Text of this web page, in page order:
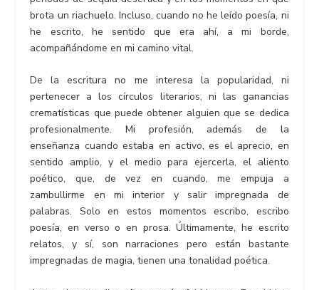
brota un riachuelo. Incluso, cuando no he leído poesía, ni
he escrito, he sentido que era ahí, a mi borde,
acompañándome en mi camino vital.
De la escritura no me interesa la popularidad, ni
pertenecer a los círculos literarios, ni las ganancias
crematísticas que puede obtener alguien que se dedica
profesionalmente. Mi profesión, además de la
enseñanza cuando estaba en activo, es el aprecio, en
sentido amplio, y el medio para ejercerla, el aliento
poético, que, de vez en cuando, me empuja a
zambullirme en mi interior y salir impregnada de
palabras. Solo en estos momentos escribo, escribo
poesía, en verso o en prosa. Últimamente, he escrito
relatos, y sí, son narraciones pero están bastante
impregnadas de magia, tienen una tonalidad poética.